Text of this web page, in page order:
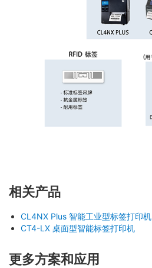
相关产品
CL4NX Plus 智能工业型标签打印机
CT4-LX 桌面型智能标签打印机
更多方案和应用